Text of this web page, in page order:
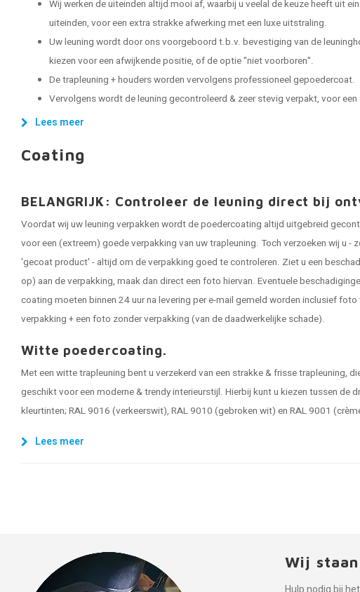
Wij werken de uiteinden altijd mooi af, waarbij u veelal de keuze heeft uit
uiteinden, voor een extra strakke afwerking met een luxe uitstraling.
Uw leuning wordt door ons voorgeboord t.b.v. bevestiging van de
kiezen voor een afwijkende positie, of de optie "niet voorboren".
De trapleuning + houders worden vervolgens professioneel gepoedercoat.
Vervolgens wordt de leuning gecontroleerd & zeer stevig verpakt, voor een
Lees meer
Coating
BELANGRIJK: Controleer de leuning direct bij
Voordat wij uw leuning verpakken wordt de poedercoating altijd uitgebreid
voor een (extreem) goede verpakking van uw trapleuning. Toch verzoeken wij u -
'gecoat product' - altijd om de verpakking goed te controleren. Ziet u een
op) aan de verpakking, maak dan direct een foto hiervan. Eventuele
coating moeten binnen 24 uur na levering per e-mail gemeld worden inclusief
verpakking + een foto zonder verpakking (van de daadwerkelijke schade).
Witte poedercoating.
Met een witte trapleuning bent u verzekerd van een strakke & frisse trapleuning,
geschikt voor een moderne & trendy interieurstijl. Hierbij kunt u kiezen tussen de
kleurtinten; RAL 9016 (verkeerswit), RAL 9010 (gebroken wit) en RAL 9001
Lees meer
Wij